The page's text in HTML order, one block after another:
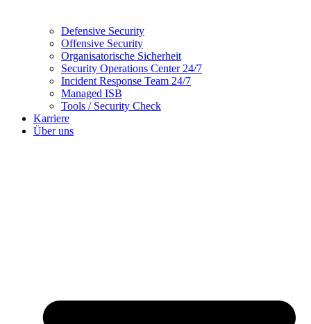
Defensive Security
Offensive Security
Organisatorische Sicherheit
Security Operations Center 24/7
Incident Response Team 24/7
Managed ISB
Tools / Security Check
Karriere
Über uns